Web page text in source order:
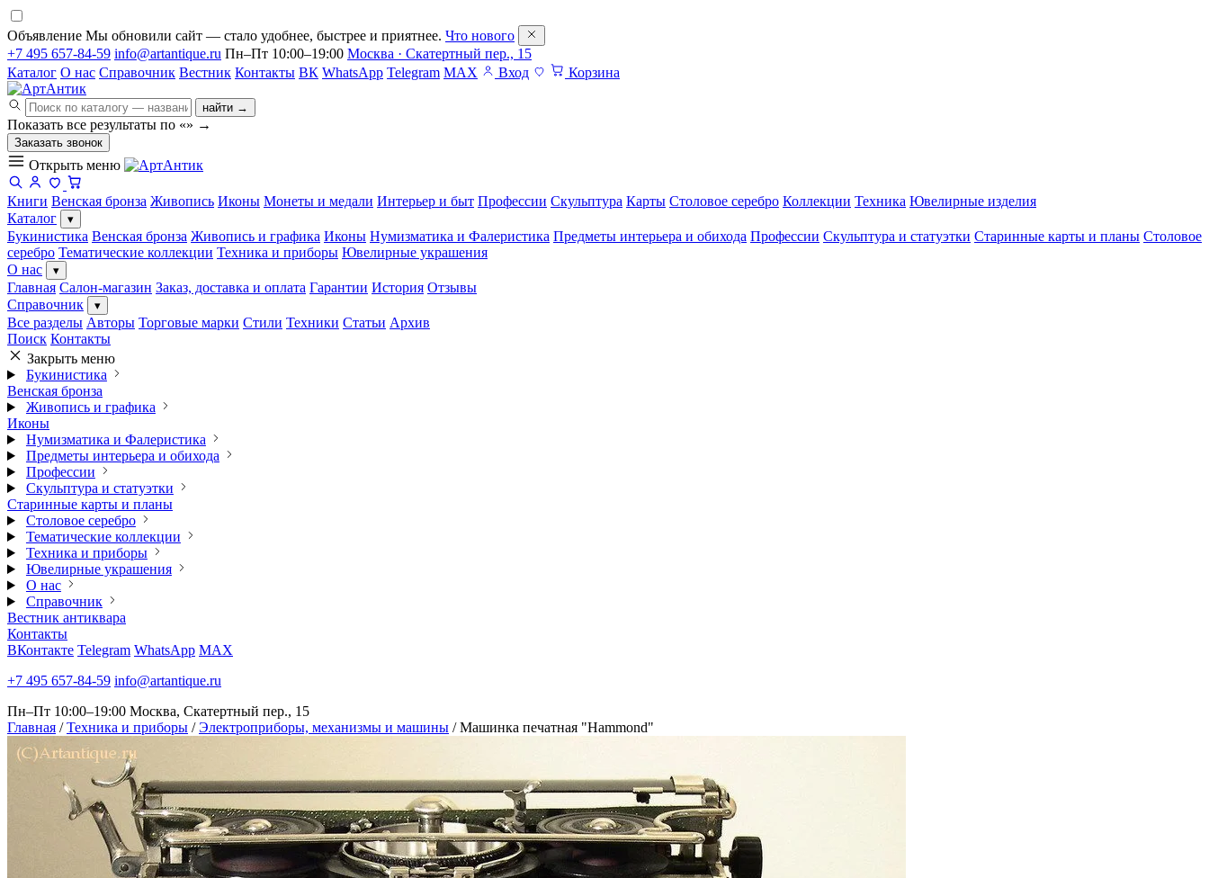
Объявление Мы обновили сайт — стало удобнее, быстрее и приятнее. Что нового
+7 495 657-84-59 info@artantique.ru Пн–Пт 10:00–19:00 Москва · Скатертный пер., 15
Каталог О нас Справочник Вестник Контакты ВК WhatsApp Telegram MAX Вход Корзина
найти →
Показать все результаты по «» →
Заказать звонок
Открыть меню
Книги Венская бронза Живопись Иконы Монеты и медали Интерьер и быт Профессии Скульптура Карты Столовое серебро Коллекции Техника Ювелирные изделия
Каталог
▾
Букинистика Венская бронза Живопись и графика Иконы Нумизматика и Фалеристика Предметы интерьера и обихода Профессии Скульптура и статуэтки Старинные карты и планы Столовое
серебро Тематические коллекции Техника и приборы Ювелирные украшения
О нас
▾
Главная Салон-магазин Заказ, доставка и оплата Гарантии История Отзывы
Справочник
▾
Все разделы Авторы Торговые марки Стили Техники Статьи Архив
Поиск Контакты
Закрыть меню
Букинистика
Венская бронза
Живопись и графика
Иконы
Нумизматика и Фалеристика
Предметы интерьера и обихода
Профессии
Скульптура и статуэтки
Старинные карты и планы
Столовое серебро
Тематические коллекции
Техника и приборы
Ювелирные украшения
О нас
Справочник
Вестник антиквара
Контакты
ВКонтакте Telegram WhatsApp MAX
+7 495 657-84-59 info@artantique.ru
Пн–Пт 10:00–19:00 Москва, Скатертный пер., 15
Главная / Техника и приборы / Электроприборы, механизмы и машины / Машинка печатная "Hammond"